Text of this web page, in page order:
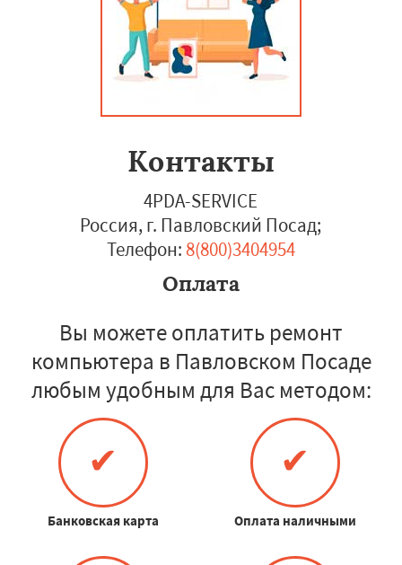
Контакты
4PDA-SERVICE
Россия, г. Павловский Посад;
Телефон: 8(800)3404954
Оплата
Вы можете оплатить ремонт
компьютера в Павловском Посаде
любым удобным для Вас методом:
✔
Банковская карта
✔
Оплата наличными